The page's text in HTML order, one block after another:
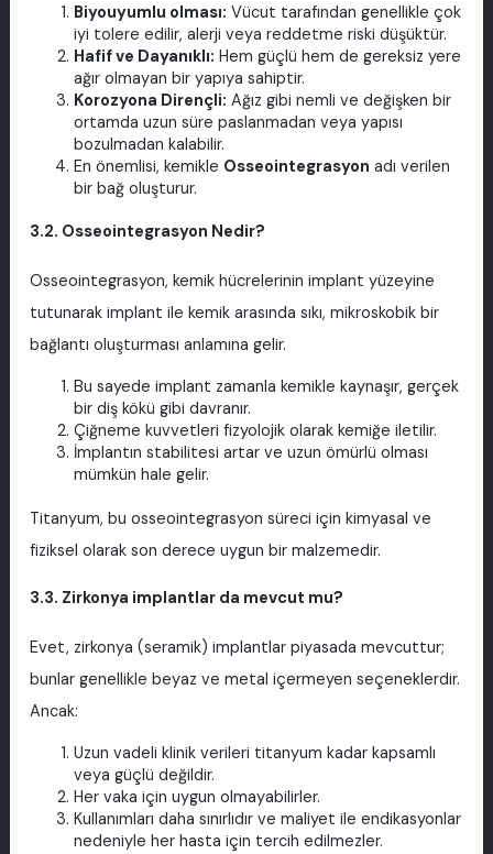
Biyouyumlu olması: Vücut tarafından genellikle çok
iyi tolere edilir, alerji veya reddetme riski düşüktür.
Hafif ve Dayanıklı: Hem güçlü hem de gereksiz yere
ağır olmayan bir yapıya sahiptir.
Korozyona Dirençli: Ağız gibi nemli ve değişken bir
ortamda uzun süre paslanmadan veya yapısı
bozulmadan kalabilir.
En önemlisi, kemikle Osseointegrasyon adı verilen
bir bağ oluşturur.
3.2. Osseointegrasyon Nedir?
Osseointegrasyon, kemik hücrelerinin implant yüzeyine
tutunarak implant ile kemik arasında sıkı, mikroskobik bir
bağlantı oluşturması anlamına gelir.
Bu sayede implant zamanla kemikle kaynaşır, gerçek
bir diş kökü gibi davranır.
Çiğneme kuvvetleri fizyolojik olarak kemiğe iletilir.
İmplantın stabilitesi artar ve uzun ömürlü olması
mümkün hale gelir.
Titanyum, bu osseointegrasyon süreci için kimyasal ve
fiziksel olarak son derece uygun bir malzemedir.
3.3. Zirkonya implantlar da mevcut mu?
Evet, zirkonya (seramik) implantlar piyasada mevcuttur;
bunlar genellikle beyaz ve metal içermeyen seçeneklerdir.
Ancak:
Uzun vadeli klinik verileri titanyum kadar kapsamlı
veya güçlü değildir.
Her vaka için uygun olmayabilirler.
Kullanımları daha sınırlıdır ve maliyet ile endikasyonlar
nedeniyle her hasta için tercih edilmezler.